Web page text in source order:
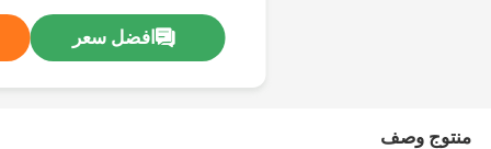
افضل سعر
منتوج وصف